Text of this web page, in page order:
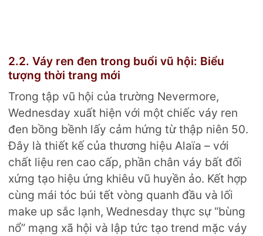
2.2. Váy ren đen trong buổi vũ hội: Biểu
tượng thời trang mới
Trong tập vũ hội của trường Nevermore,
Wednesday xuất hiện với một chiếc váy ren
đen bồng bềnh lấy cảm hứng từ thập niên 50.
Đây là thiết kế của thương hiệu Alaïa – với
chất liệu ren cao cấp, phần chân váy bất đối
xứng tạo hiệu ứng khiêu vũ huyền ảo. Kết hợp
cùng mái tóc búi tết vòng quanh đầu và lối
make up sắc lạnh, Wednesday thực sự “bùng
nổ” mạng xã hội và lập tức tạo trend mặc váy